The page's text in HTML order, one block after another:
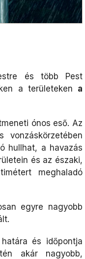
és több Pest
a területeken a
ónos eső. Az
vonzáskörzetében
hullhat, a havazás
és az északi,
meghaladó
egyre nagyobb
és időpontja
akár nagyobb,